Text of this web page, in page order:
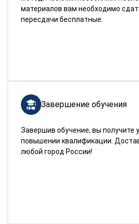
материалов вам необходимо
пересдачи бесплатные.
Завершение обучения
Завершив обучение, вы получите
повышении квалификации.
любой город России!